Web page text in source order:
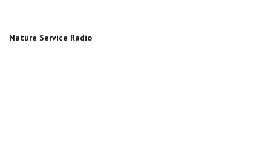
Nature Service Radio